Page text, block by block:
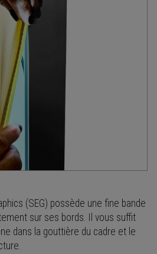
(SEG) possède une fine bande
sur ses bords. Il vous suffit
dans la gouttière du cadre et le